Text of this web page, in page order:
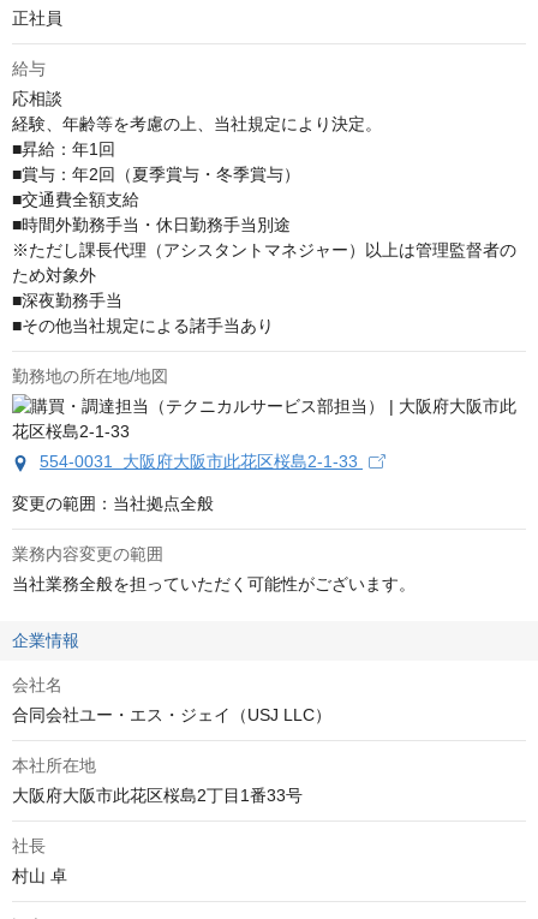
正社員
給与
応相談
経験、年齢等を考慮の上、当社規定により決定。
■昇給：年1回
■賞与：年2回（夏季賞与・冬季賞与）
■交通費全額支給
■時間外勤務手当・休日勤務手当別途
※ただし課長代理（アシスタントマネジャー）以上は管理監督者の
ため対象外
■深夜勤務手当
■その他当社規定による諸手当あり
勤務地の所在地/地図
554-0031 大阪府大阪市此花区桜島2-1-33
変更の範囲：当社拠点全般
業務内容変更の範囲
当社業務全般を担っていただく可能性がございます。
企業情報
会社名
合同会社ユー・エス・ジェイ（USJ LLC）
本社所在地
大阪府大阪市此花区桜島2丁目1番33号
社長
村山 卓